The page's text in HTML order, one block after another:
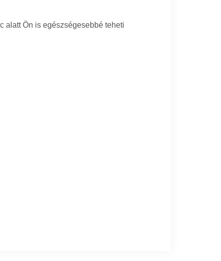
alatt Ön is egészségesebbé teheti